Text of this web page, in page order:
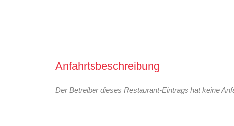
Anfahrtsbeschreibung
Der Betreiber dieses Restaurant-Eintrags hat keine